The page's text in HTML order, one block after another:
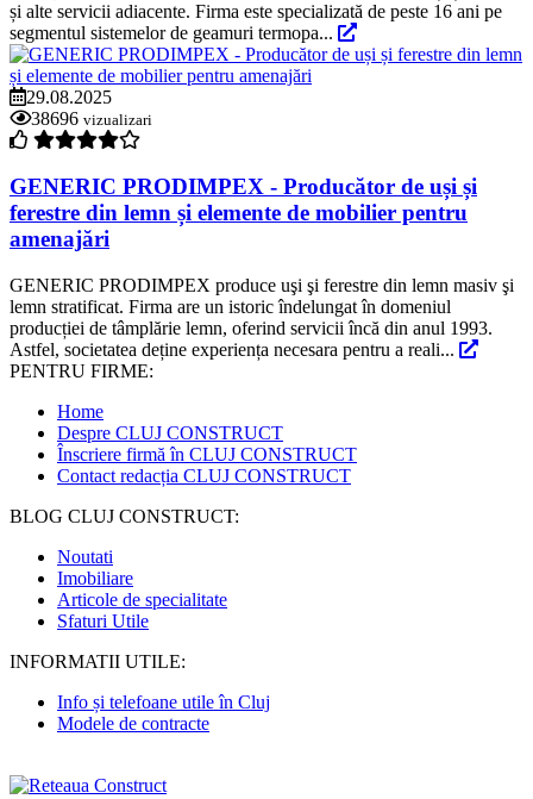
și alte servicii adiacente. Firma este specializată de peste 16 ani pe
segmentul sistemelor de geamuri termopa...
29.08.2025
38696 vizualizari
GENERIC PRODIMPEX - Producător de uși și
ferestre din lemn și elemente de mobilier pentru
amenajări
GENERIC PRODIMPEX produce uşi şi ferestre din lemn masiv şi
lemn stratificat. Firma are un istoric îndelungat în domeniul
producției de tâmplărie lemn, oferind servicii încă din anul 1993.
Astfel, societatea deține experiența necesara pentru a reali...
PENTRU FIRME:
Home
Despre CLUJ CONSTRUCT
Înscriere firmă în CLUJ CONSTRUCT
Contact redacția CLUJ CONSTRUCT
BLOG CLUJ CONSTRUCT:
Noutati
Imobiliare
Articole de specialitate
Sfaturi Utile
INFORMATII UTILE:
Info și telefoane utile în Cluj
Modele de contracte